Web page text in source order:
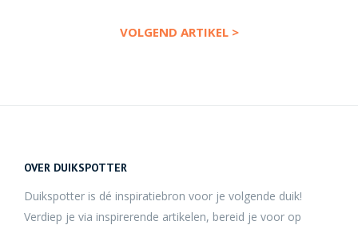
VOLGEND ARTIKEL >
OVER DUIKSPOTTER
Duikspotter is dé inspiratiebron voor je volgende duik!
Verdiep je via inspirerende artikelen, bereid je voor op